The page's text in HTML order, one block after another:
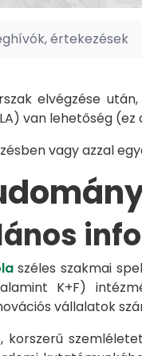
értekezések
elvégzése
van lehetőség
vagy azzal
széles szakmai
K+F)
vállalatok